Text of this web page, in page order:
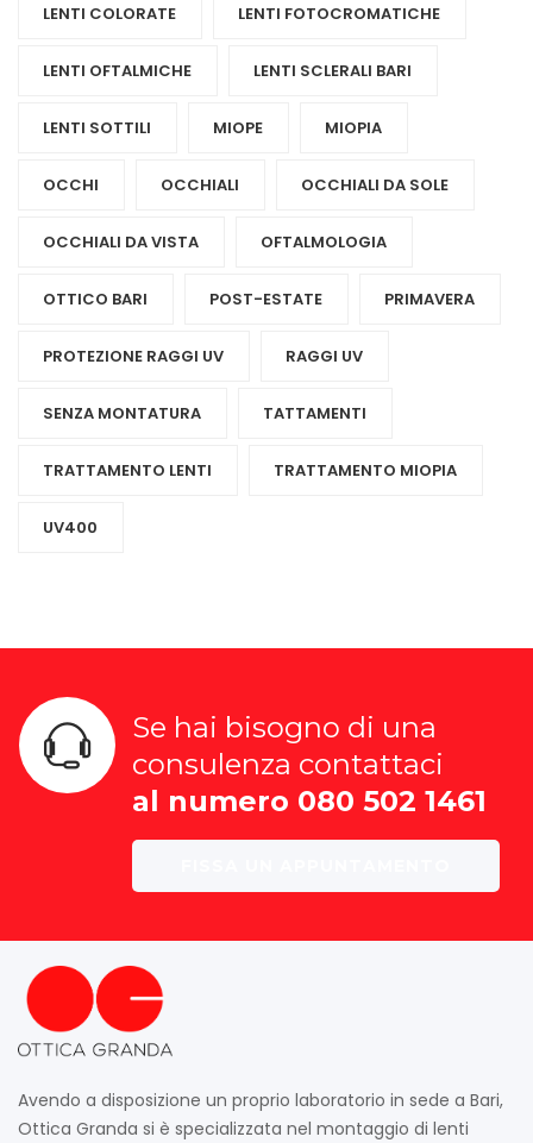
LENTI COLORATE LENTI FOTOCROMATICHE
LENTI OFTALMICHE LENTI SCLERALI BARI
LENTI SOTTILI MIOPE MIOPIA
OCCHI OCCHIALI OCCHIALI DA SOLE
OCCHIALI DA VISTA OFTALMOLOGIA
OTTICO BARI POST-ESTATE PRIMAVERA
PROTEZIONE RAGGI UV RAGGI UV
SENZA MONTATURA TATTAMENTI
TRATTAMENTO LENTI TRATTAMENTO MIOPIA
UV400
Se hai bisogno di una
consulenza contattaci
al numero 080 502 1461
Avendo a disposizione un proprio laboratorio in sede a Bari,
Ottica Granda si è specializzata nel montaggio di lenti